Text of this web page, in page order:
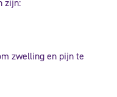
zijn:
zwelling en pijn te